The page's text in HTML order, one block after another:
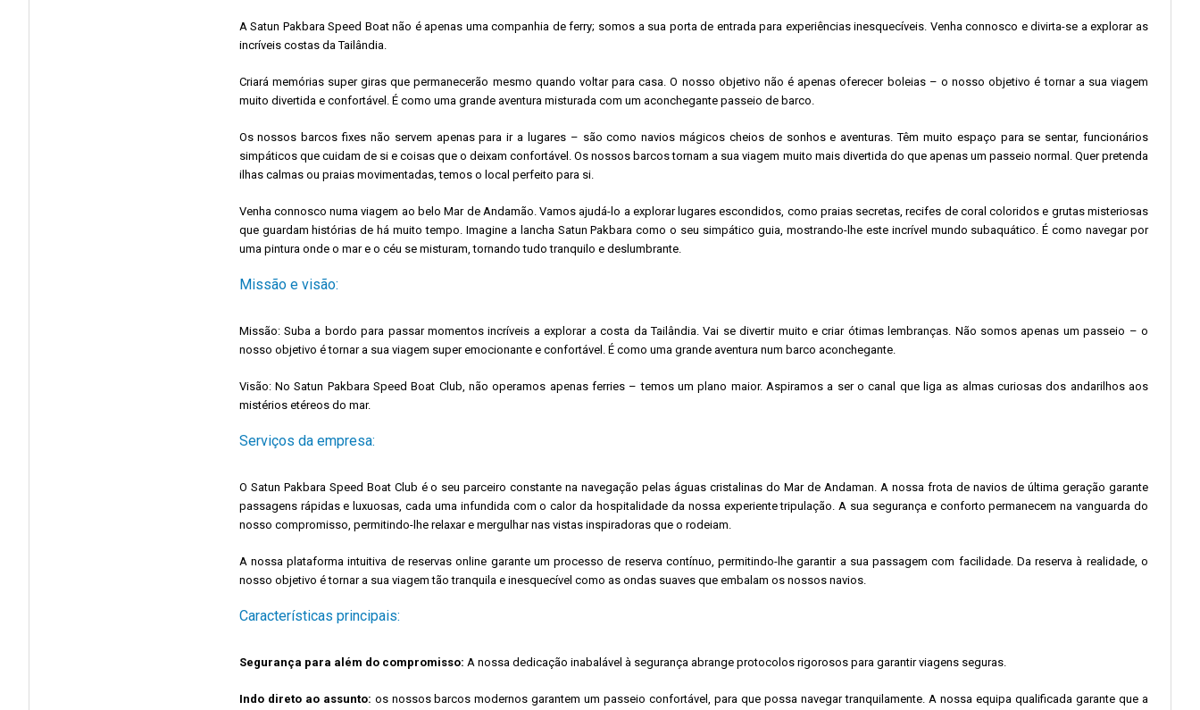
A Satun Pakbara Speed ​​​​Boat não é apenas uma companhia de ferry; somos a sua porta de entrada para experiências inesquecíveis. Venha connosco e divirta-se a explorar as
incríveis costas da Tailândia.
Criará memórias super giras que permanecerão mesmo quando voltar para casa. O nosso objetivo não é apenas oferecer boleias – o nosso objetivo é tornar a sua viagem
muito divertida e confortável. É como uma grande aventura misturada com um aconchegante passeio de barco.
Os nossos barcos fixes não servem apenas para ir a lugares – são como navios mágicos cheios de sonhos e aventuras. Têm muito espaço para se sentar, funcionários
simpáticos que cuidam de si e coisas que o deixam confortável. Os nossos barcos tornam a sua viagem muito mais divertida do que apenas um passeio normal. Quer pretenda
ilhas calmas ou praias movimentadas, temos o local perfeito para si.
Venha connosco numa viagem ao belo Mar de Andamão. Vamos ajudá-lo a explorar lugares escondidos, como praias secretas, recifes de coral coloridos e grutas misteriosas
que guardam histórias de há muito tempo. Imagine a lancha Satun Pakbara como o seu simpático guia, mostrando-lhe este incrível mundo subaquático. É como navegar por
uma pintura onde o mar e o céu se misturam, tornando tudo tranquilo e deslumbrante.
Missão e visão:
Missão: Suba a bordo para passar momentos incríveis a explorar a costa da Tailândia. Vai se divertir muito e criar ótimas lembranças. Não somos apenas um passeio – o
nosso objetivo é tornar a sua viagem super emocionante e confortável. É como uma grande aventura num barco aconchegante.
Visão: No Satun Pakbara Speed ​​​​Boat Club, não operamos apenas ferries – temos um plano maior. Aspiramos a ser o canal que liga as almas curiosas dos andarilhos aos
mistérios etéreos do mar.
Serviços da empresa:
O Satun Pakbara Speed ​​​​Boat Club é o seu parceiro constante na navegação pelas águas cristalinas do Mar de Andaman. A nossa frota de navios de última geração garante
passagens rápidas e luxuosas, cada uma infundida com o calor da hospitalidade da nossa experiente tripulação. A sua segurança e conforto permanecem na vanguarda do
nosso compromisso, permitindo-lhe relaxar e mergulhar nas vistas inspiradoras que o rodeiam.
A nossa plataforma intuitiva de reservas online garante um processo de reserva contínuo, permitindo-lhe garantir a sua passagem com facilidade. Da reserva à realidade, o
nosso objetivo é tornar a sua viagem tão tranquila e inesquecível como as ondas suaves que embalam os nossos navios.
Características principais:
Segurança para além do compromisso: A nossa dedicação inabalável à segurança abrange protocolos rigorosos para garantir viagens seguras.
Indo direto ao assunto: os nossos barcos modernos garantem um passeio confortável, para que possa navegar tranquilamente. A nossa equipa qualificada garante que a